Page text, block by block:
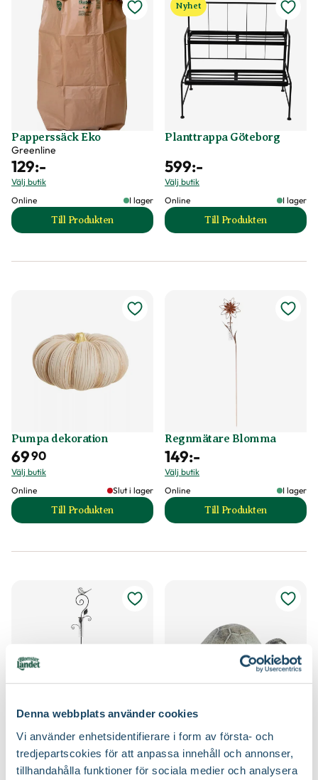
Denna webbplats använder cookies
Vi använder enhetsidentifierare i form av första- och
tredjepartscokies för att anpassa innehåll och annonser,
tillhandahålla funktioner för sociala medier och analysera
Papperssäck Eko
Greenline
129:-
Välj butik
Online
I lager
Till Produkten
till Papperssäck Eko produktsida
Nyhet
Planttrappa Göteborg
599:-
Välj butik
Online
I lager
Till Produkten
till Planttrappa
Pumpa dekoration
6990
Välj butik
Online
Slut i lager
Till Produkten
till Pumpa dekoration produktsida
Regnmätare Blomma
149:-
Välj butik
Online
I lager
Till Produkten
till Regnmätare
129:-
Välj butik
Finns i flera varianter
Från 3490
Välj butik